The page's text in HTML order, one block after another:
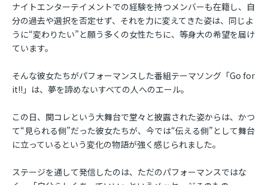
ナイトエンターテイメントでの経験を持つメンバーも在籍し、自
分の過去や選択を否定せず、それを力に変えてきた姿は、同じよ
うに“変わりたい”と願う多くの女性たちに、等身大の希望を届け
ています。
そんな彼女たちがパフォーマンスした番組テーマソング「Go for
it!!」は、夢を諦めないすべての人へのエール。
この日、関コレという大舞台で堂々と披露された姿からは、かつ
て“見られる側”だった彼女たちが、今では“伝える側”として舞台
に立っているという変化の物語が強く感じられました。
ステージを通して発信したのは、ただのパフォーマンスではな